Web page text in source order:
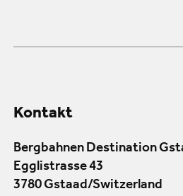
Kontakt
Bergbahnen Destination
Egglistrasse 43
3780 Gstaad/Switzerland